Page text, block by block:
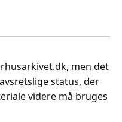
men det
status, der
videre må bruges